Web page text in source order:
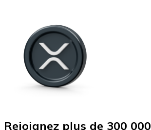
Rejoignez plus de 300 000